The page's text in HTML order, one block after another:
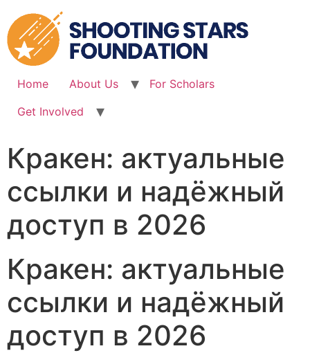
to
content
Home About Us
For Scholars
Get Involved
Кракен: актуальные
ссылки и надёжный
доступ в 2026
Кракен: актуальные
ссылки и надёжный
доступ в 2026